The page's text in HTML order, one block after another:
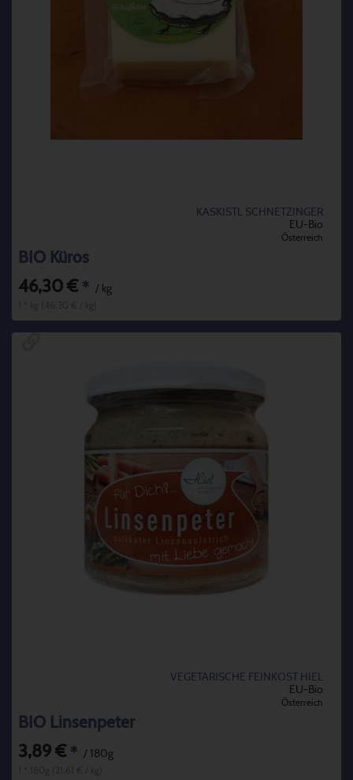
KASKISTL SCHNETZINGER
EU-Bio
Österreich
BIO Küros
46,30 € * / kg
VEGETARISCHE FEINKOST HIEL
EU-Bio
Österreich
BIO Linsenpeter
3,89 € * / 180g